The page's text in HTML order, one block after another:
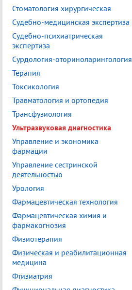
Стоматология хирургическая
Судебно-медицинская экспертиза
Судебно-психиатрическая
экспертиза
Сурдология-оториноларингология
Терапия
Токсикология
Травматология и ортопедия
Трансфузиология
Ультразвуковая диагностика
Управление и экономика
фармации
Управление сестринской
деятельностью
Урология
Фармацевтическая технология
Фармацевтическая химия и
фармакогнозия
Физиотерапия
Физическая и реабилитационная
медицина
Фтизиатрия